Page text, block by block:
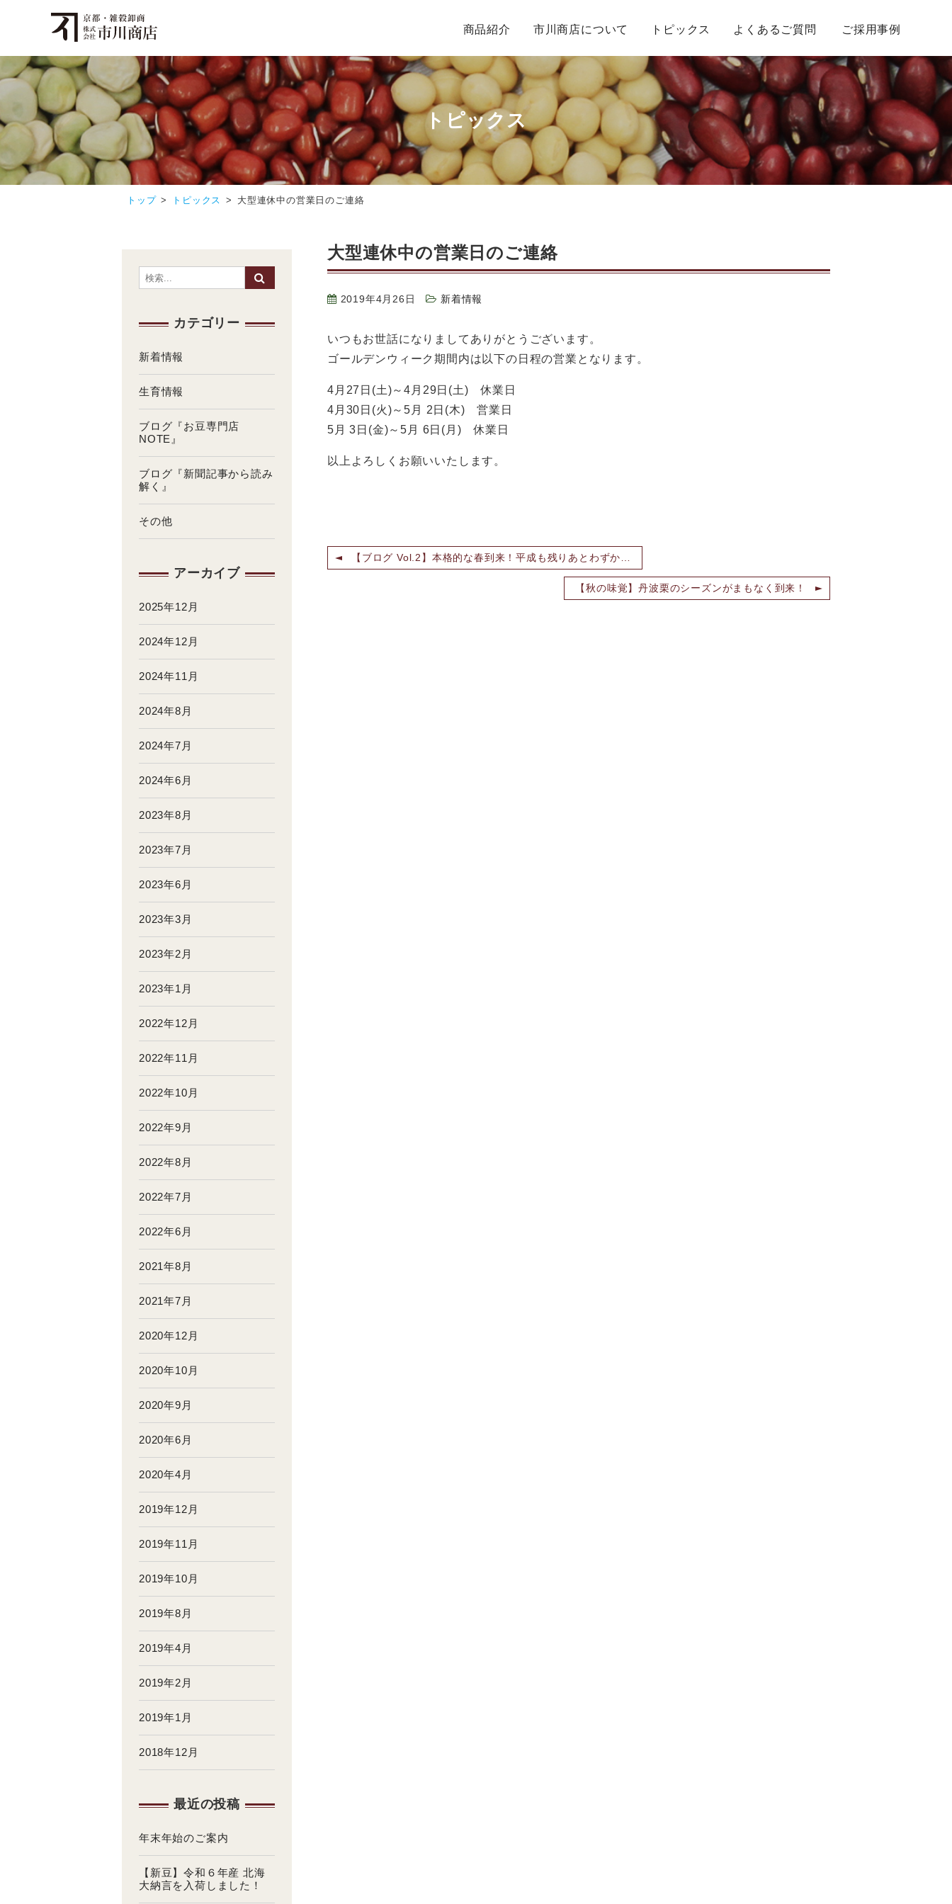
商品紹介 市川商店について トピックス よくあるご質問 ご採用事例
トピックス
トップ トピックス 大型連休中の営業日のご連絡
大型連休中の営業日のご連絡
2019年4月26日 新着情報
いつもお世話になりましてありがとうございます。
ゴールデンウィーク期間内は以下の日程の営業となります。
4月27日(土)～4月29日(土) 休業日
4月30日(火)～5月 2日(木) 営業日
5月 3日(金)～5月 6日(月) 休業日
以上よろしくお願いいたします。
【ブログ Vol.2】本格的な春到来！平成も残りあとわずか…
【秋の味覚】丹波栗のシーズンがまもなく到来！
カテゴリー
新着情報
生育情報
ブログ『お豆専門店
NOTE』
ブログ『新聞記事から読み
解く』
その他
アーカイブ
2025年12月
2024年12月
2024年11月
2024年8月
2024年7月
2024年6月
2023年8月
2023年7月
2023年6月
2023年3月
2023年2月
2023年1月
2022年12月
2022年11月
2022年10月
2022年9月
2022年8月
2022年7月
2022年6月
2021年8月
2021年7月
2020年12月
2020年10月
2020年9月
2020年6月
2020年4月
2019年12月
2019年11月
2019年10月
2019年8月
2019年4月
2019年2月
2019年1月
2018年12月
最近の投稿
年末年始のご案内
【新豆】令和６年産 北海
大納言を入荷しました！